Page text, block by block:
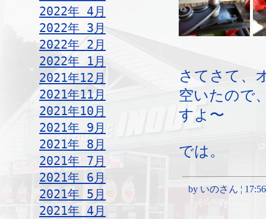
2022年 4月
2022年 3月
2022年 2月
2022年 1月
2021年12月
2021年11月
2021年10月
2021年 9月
2021年 8月
2021年 7月
2021年 6月
2021年 5月
2021年 4月
さてさて、
空いたので
すよ〜
では。
by いのさん ¦